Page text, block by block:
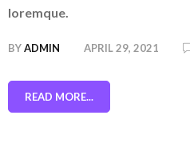
loremque.
BYADMIN APRIL 29, 2021
READ MORE...